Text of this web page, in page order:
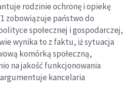
rodzinie ochronę i opiekę
zobowiązuje państwo do
społecznej i gospodarczej,
wynika to z faktu, iż sytuacja
komórką społeczną,
na jakość funkcjonowania
kancelaria